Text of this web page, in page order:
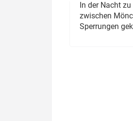
In der Nacht
zwischen
Sperrungen